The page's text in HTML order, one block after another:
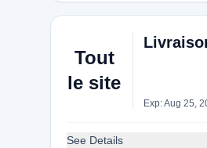
Tout
le site
Exp: Aug 25,
See Details